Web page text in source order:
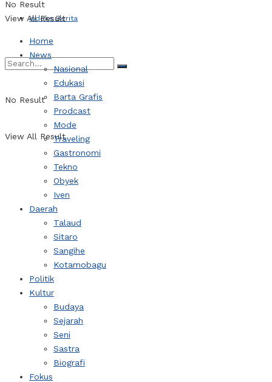
Indeks Berita
No Result
View All Result
No Result
View All Result
Home
News
Nasional
Edukasi
Barta Grafis
Prodcast
Mode
Traveling
Gastronomi
Tekno
Obyek
Iven
Daerah
Talaud
Sitaro
Sangihe
Kotamobagu
Politik
Kultur
Budaya
Sejarah
Seni
Sastra
Biografi
Fokus